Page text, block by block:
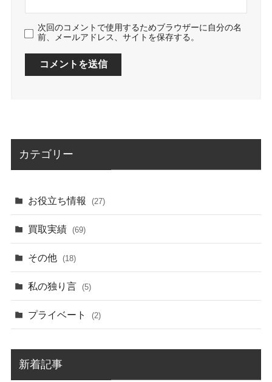
次回のコメントで使用するためブラウザーに自分の名
前、メールアドレス、サイトを保存する。
カテゴリー
お役立ち情報 (27)
買取実績 (69)
その他 (18)
私の独り言 (5)
プライベート (2)
新着記事